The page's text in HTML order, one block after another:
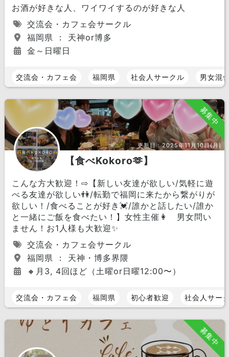
お酒が好きな人、ワイワイするのが好きな人
交流会・カフェ会サークル
福岡県 ： 天神or博多
金～日曜日
交流会・カフェ会 福岡県 社会人サークル 男女混
募集中
更新日：2025年11月10日(月)
【食べKokoro🫶】
こんな方大歓迎！⇨【新しい友達が欲しい/気軽に遊
べる友達が欲しい👫/転勤で福岡に来たから繋がりが
欲しい！/食べることが好き💓/誰かと話したい/誰か
と一緒にご飯を食べたい！】女性主催👩 男女問い
ません！お1人様も大歓迎✨
交流会・カフェ会サークル
福岡県 ： 天神・博多界隈
🔸月3, 4回ほど（土曜or日曜12:00〜）
交流会・カフェ会 福岡県 初心者歓迎 社会人サー
募集中